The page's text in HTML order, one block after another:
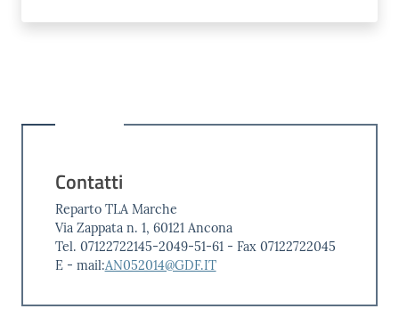
Contatti
Reparto TLA Marche
Via Zappata n. 1, 60121 Ancona
Tel. 07122722145-2049-51-61 - Fax 07122722045
E - mail:AN052014@GDF.IT